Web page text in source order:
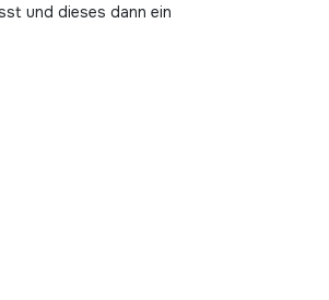
und dieses dann ein